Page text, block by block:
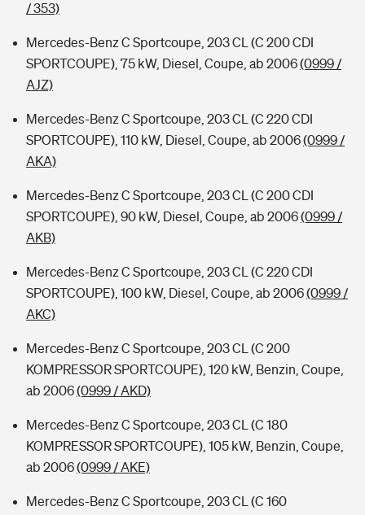
/ 353)
Mercedes-Benz C Sportcoupe, 203 CL (C 200 CDI
SPORTCOUPE), 75 kW, Diesel, Coupe, ab 2006(0999 /
AJZ)
Mercedes-Benz C Sportcoupe, 203 CL (C 220 CDI
SPORTCOUPE), 110 kW, Diesel, Coupe, ab 2006(0999 /
AKA)
Mercedes-Benz C Sportcoupe, 203 CL (C 200 CDI
SPORTCOUPE), 90 kW, Diesel, Coupe, ab 2006(0999 /
AKB)
Mercedes-Benz C Sportcoupe, 203 CL (C 220 CDI
SPORTCOUPE), 100 kW, Diesel, Coupe, ab 2006(0999 /
AKC)
Mercedes-Benz C Sportcoupe, 203 CL (C 200
KOMPRESSOR SPORTCOUPE), 120 kW, Benzin, Coupe,
ab 2006(0999 / AKD)
Mercedes-Benz C Sportcoupe, 203 CL (C 180
KOMPRESSOR SPORTCOUPE), 105 kW, Benzin, Coupe,
ab 2006(0999 / AKE)
Mercedes-Benz C Sportcoupe, 203 CL (C 160